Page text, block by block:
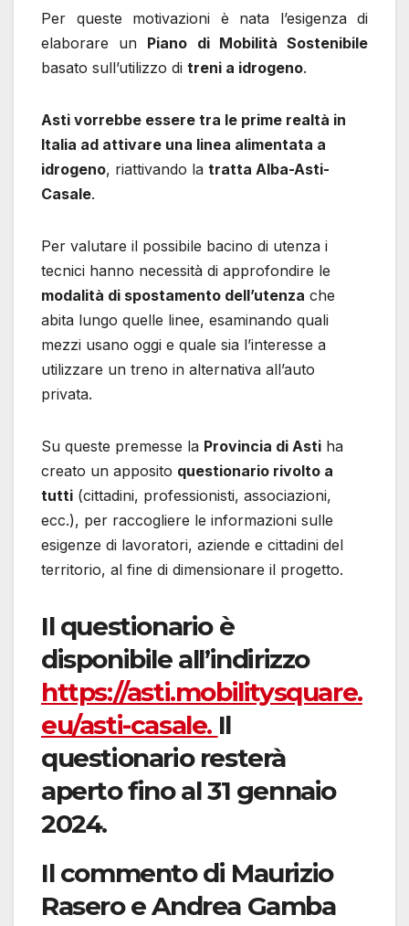
Per queste motivazioni è nata l’esigenza di
elaborare un Piano di Mobilità Sostenibile
basato sull’utilizzo di treni a idrogeno.
Asti vorrebbe essere tra le prime realtà in
Italia ad attivare una linea alimentata a
idrogeno, riattivando la tratta Alba-Asti-
Casale.
Per valutare il possibile bacino di utenza i
tecnici hanno necessità di approfondire le
modalità di spostamento dell’utenza che
abita lungo quelle linee, esaminando quali
mezzi usano oggi e quale sia l’interesse a
utilizzare un treno in alternativa all’auto
privata.
Su queste premesse la Provincia di Asti ha
creato un apposito questionario rivolto a
tutti (cittadini, professionisti, associazioni,
ecc.), per raccogliere le informazioni sulle
esigenze di lavoratori, aziende e cittadini del
territorio, al fine di dimensionare il progetto.
Il questionario è
disponibile all’indirizzo
https://asti.mobilitysquare.
eu/asti-casale. Il
questionario resterà
aperto fino al 31 gennaio
2024.
Il commento di Maurizio
Rasero e Andrea Gamba